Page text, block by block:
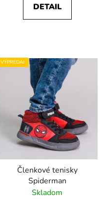
DETAIL
VÝPREDAJ
Členkové tenisky
Spiderman
Skladom